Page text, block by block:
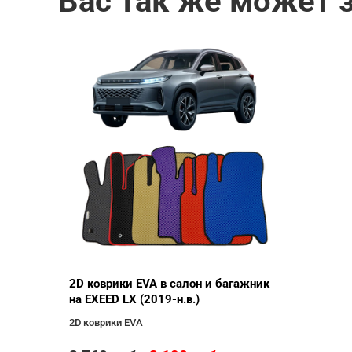
2D коврики EVA в салон и багажник
на EXEED LX (2019-н.в.)
2D коврики EVA